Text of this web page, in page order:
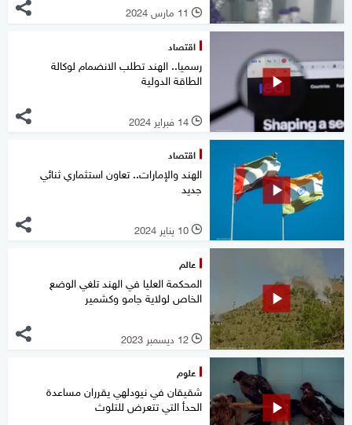
l 11 مارس 2024
اقتصاد
رسميا.. الهند تطلب الانضمام لوكالة
الطاقة الدولية
l 14 فبراير 2024
اقتصاد
الهند والإمارات.. تعاون استثماري ثنائي
جديد
l 10 يناير 2024
عالم
المحكمة العليا في الهند تلغي الوضع
الخاص لولاية جامو وكشمير
l 12 ديسمبر 2023
علوم
شقيقان في نيودلهي يقرران مساعدة
الحدأ التي تتعرض للتلوث